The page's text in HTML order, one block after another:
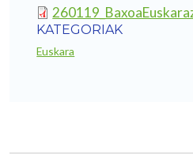
KATEGORIAK
Euskara